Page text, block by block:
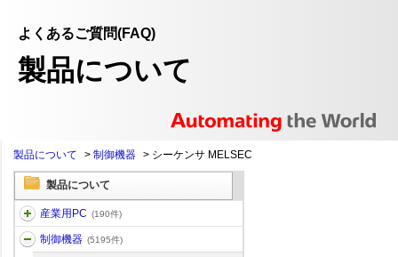
よくあるご質問(FAQ)
製品について
製品について > 制御機器 > シーケンサ MELSEC
製品について
産業用PC (190件)
制御機器 (5195件)